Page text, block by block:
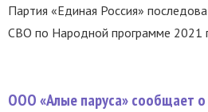
Партия «Единая Россия»
СВО по Народной программе 2021
ООО «Алые паруса» сообщает о